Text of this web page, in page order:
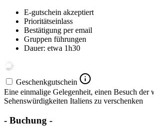
E-gutschein akzeptiert
Prioritätseinlass
Bestätigung per email
Gruppen führungen
Dauer: etwa 1h30
Geschenkgutschein
Eine einmalige Gelegenheit, einen Besuch der
Sehenswürdigkeiten Italiens zu verschenken
- Buchung -